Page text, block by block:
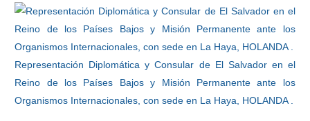
Representación Diplomática y Consular de El Salvador en el
Reino de los Países Bajos y Misión Permanente ante los
Organismos Internacionales, con sede en La Haya, HOLANDA .